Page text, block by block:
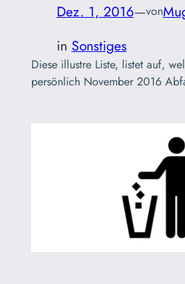
Dez. 1, 2016—von
in Sonstiges
Diese illustre Liste, listet auf,
persönlich November 2016